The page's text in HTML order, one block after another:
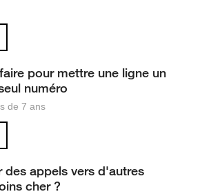
pour mettre une ligne un
numéro
de 7 ans
des appels vers d'autres
cher ?